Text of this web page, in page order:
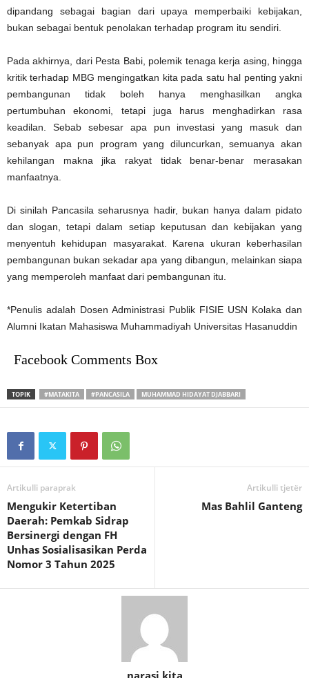
dipandang sebagai bagian dari upaya memperbaiki kebijakan,
bukan sebagai bentuk penolakan terhadap program itu sendiri.
Pada akhirnya, dari Pesta Babi, polemik tenaga kerja asing, hingga
kritik terhadap MBG mengingatkan kita pada satu hal penting yakni
pembangunan tidak boleh hanya menghasilkan angka
pertumbuhan ekonomi, tetapi juga harus menghadirkan rasa
keadilan. Sebab sebesar apa pun investasi yang masuk dan
sebanyak apa pun program yang diluncurkan, semuanya akan
kehilangan makna jika rakyat tidak benar-benar merasakan
manfaatnya.
Di sinilah Pancasila seharusnya hadir, bukan hanya dalam pidato
dan slogan, tetapi dalam setiap keputusan dan kebijakan yang
menyentuh kehidupan masyarakat. Karena ukuran keberhasilan
pembangunan bukan sekadar apa yang dibangun, melainkan siapa
yang memperoleh manfaat dari pembangunan itu.
*Penulis adalah Dosen Administrasi Publik FISIE USN Kolaka dan
Alumni Ikatan Mahasiswa Muhammadiyah Universitas Hasanuddin
Facebook Comments Box
TOPIK #MATAKITA #PANCASILA MUHAMMAD HIDAYAT DJABBARI
Artikulli paraprak
Mengukir Ketertiban
Daerah: Pemkab Sidrap
Bersinergi dengan FH
Unhas Sosialisasikan Perda
Nomor 3 Tahun 2025
Artikulli tjetër
Mas Bahlil Ganteng